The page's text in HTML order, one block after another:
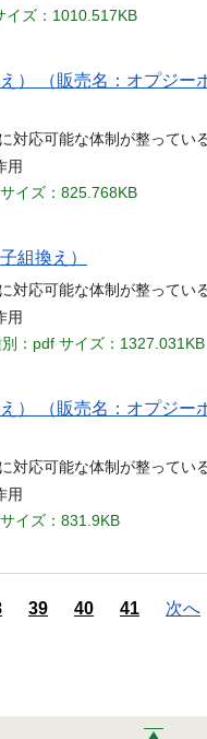
イズ：1010.517KB
） （販売名：オプジ
対応可能な体制が整ってい
用
サイズ：825.768KB
組換え）
対応可能な体制が整ってい
用
：pdf サイズ：1327.031KB
） （販売名：オプジ
対応可能な体制が整ってい
用
サイズ：831.9KB
39 40 41 次へ